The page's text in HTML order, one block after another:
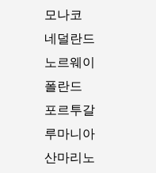
모나코
네덜란드
노르웨이
폴란드
포르투갈
루마니아
산마리노